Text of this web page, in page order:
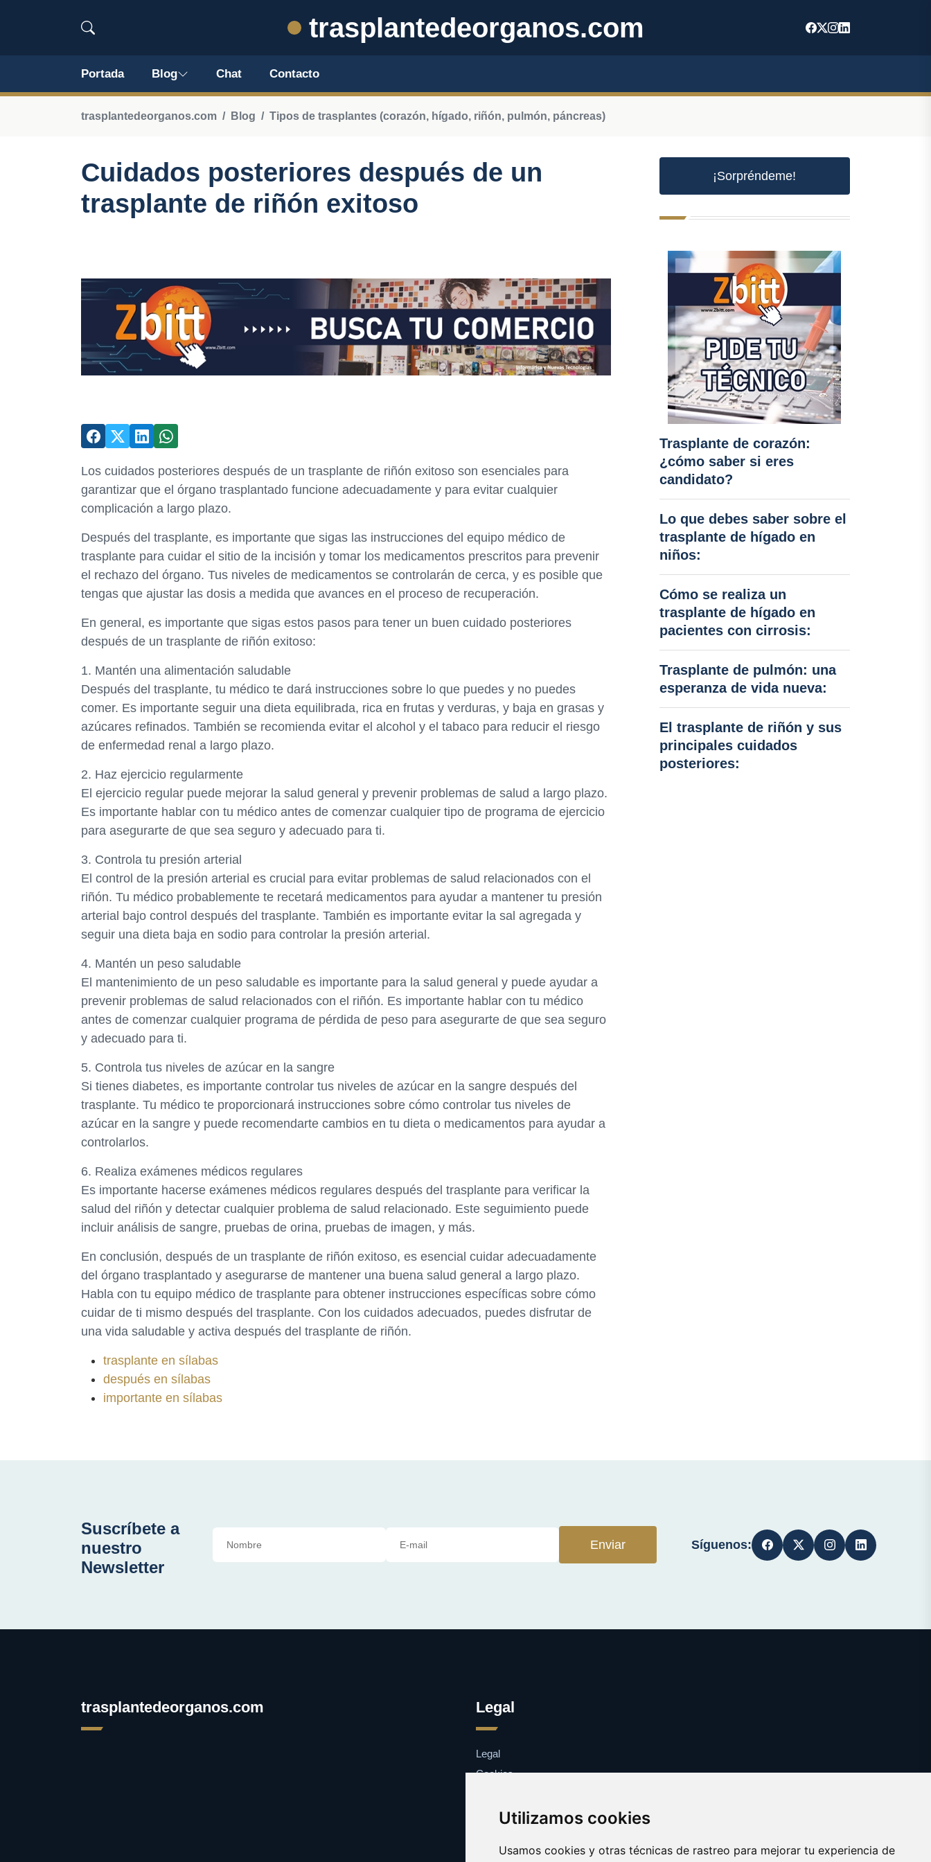
Utilizamos cookies
Usamos cookies y otras técnicas de rastreo para mejorar tu experiencia de
trasplantedeorganos.com
Portada Blog Chat Contacto
trasplantedeorganos.com Blog Tipos de trasplantes (corazón, hígado, riñón, pulmón, páncreas)
Cuidados posteriores después de un
trasplante de riñón exitoso
Los cuidados posteriores después de un trasplante de riñón exitoso son esenciales para
garantizar que el órgano trasplantado funcione adecuadamente y para evitar cualquier
complicación a largo plazo.
Después del trasplante, es importante que sigas las instrucciones del equipo médico de
trasplante para cuidar el sitio de la incisión y tomar los medicamentos prescritos para prevenir
el rechazo del órgano. Tus niveles de medicamentos se controlarán de cerca, y es posible que
tengas que ajustar las dosis a medida que avances en el proceso de recuperación.
En general, es importante que sigas estos pasos para tener un buen cuidado posteriores
después de un trasplante de riñón exitoso:
1. Mantén una alimentación saludable
Después del trasplante, tu médico te dará instrucciones sobre lo que puedes y no puedes
comer. Es importante seguir una dieta equilibrada, rica en frutas y verduras, y baja en grasas y
azúcares refinados. También se recomienda evitar el alcohol y el tabaco para reducir el riesgo
de enfermedad renal a largo plazo.
2. Haz ejercicio regularmente
El ejercicio regular puede mejorar la salud general y prevenir problemas de salud a largo plazo.
Es importante hablar con tu médico antes de comenzar cualquier tipo de programa de ejercicio
para asegurarte de que sea seguro y adecuado para ti.
3. Controla tu presión arterial
El control de la presión arterial es crucial para evitar problemas de salud relacionados con el
riñón. Tu médico probablemente te recetará medicamentos para ayudar a mantener tu presión
arterial bajo control después del trasplante. También es importante evitar la sal agregada y
seguir una dieta baja en sodio para controlar la presión arterial.
4. Mantén un peso saludable
El mantenimiento de un peso saludable es importante para la salud general y puede ayudar a
prevenir problemas de salud relacionados con el riñón. Es importante hablar con tu médico
antes de comenzar cualquier programa de pérdida de peso para asegurarte de que sea seguro
y adecuado para ti.
5. Controla tus niveles de azúcar en la sangre
Si tienes diabetes, es importante controlar tus niveles de azúcar en la sangre después del
trasplante. Tu médico te proporcionará instrucciones sobre cómo controlar tus niveles de
azúcar en la sangre y puede recomendarte cambios en tu dieta o medicamentos para ayudar a
controlarlos.
6. Realiza exámenes médicos regulares
Es importante hacerse exámenes médicos regulares después del trasplante para verificar la
salud del riñón y detectar cualquier problema de salud relacionado. Este seguimiento puede
incluir análisis de sangre, pruebas de orina, pruebas de imagen, y más.
En conclusión, después de un trasplante de riñón exitoso, es esencial cuidar adecuadamente
del órgano trasplantado y asegurarse de mantener una buena salud general a largo plazo.
Habla con tu equipo médico de trasplante para obtener instrucciones específicas sobre cómo
cuidar de ti mismo después del trasplante. Con los cuidados adecuados, puedes disfrutar de
una vida saludable y activa después del trasplante de riñón.
trasplante en sílabas
después en sílabas
importante en sílabas
¡Sorpréndeme!
Trasplante de corazón:
¿cómo saber si eres
candidato?
Lo que debes saber sobre el
trasplante de hígado en
niños:
Cómo se realiza un
trasplante de hígado en
pacientes con cirrosis:
Trasplante de pulmón: una
esperanza de vida nueva:
El trasplante de riñón y sus
principales cuidados
posteriores:
Suscríbete a
nuestro
Newsletter
Enviar Síguenos:
trasplantedeorganos.com Legal
Legal
Cookies